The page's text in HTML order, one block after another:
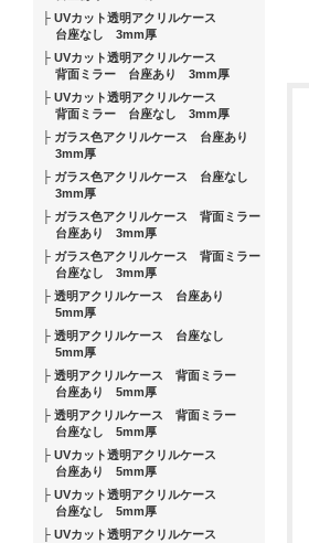
UVカット透明アクリルケース
台座なし 3mm厚
UVカット透明アクリルケース
背面ミラー 台座あり 3mm厚
UVカット透明アクリルケース
背面ミラー 台座なし 3mm厚
ガラス色アクリルケース 台座あり
3mm厚
ガラス色アクリルケース 台座なし
3mm厚
ガラス色アクリルケース 背面ミラー
台座あり 3mm厚
ガラス色アクリルケース 背面ミラー
台座なし 3mm厚
透明アクリルケース 台座あり
5mm厚
透明アクリルケース 台座なし
5mm厚
透明アクリルケース 背面ミラー
台座あり 5mm厚
透明アクリルケース 背面ミラー
台座なし 5mm厚
UVカット透明アクリルケース
台座あり 5mm厚
UVカット透明アクリルケース
台座なし 5mm厚
UVカット透明アクリルケース